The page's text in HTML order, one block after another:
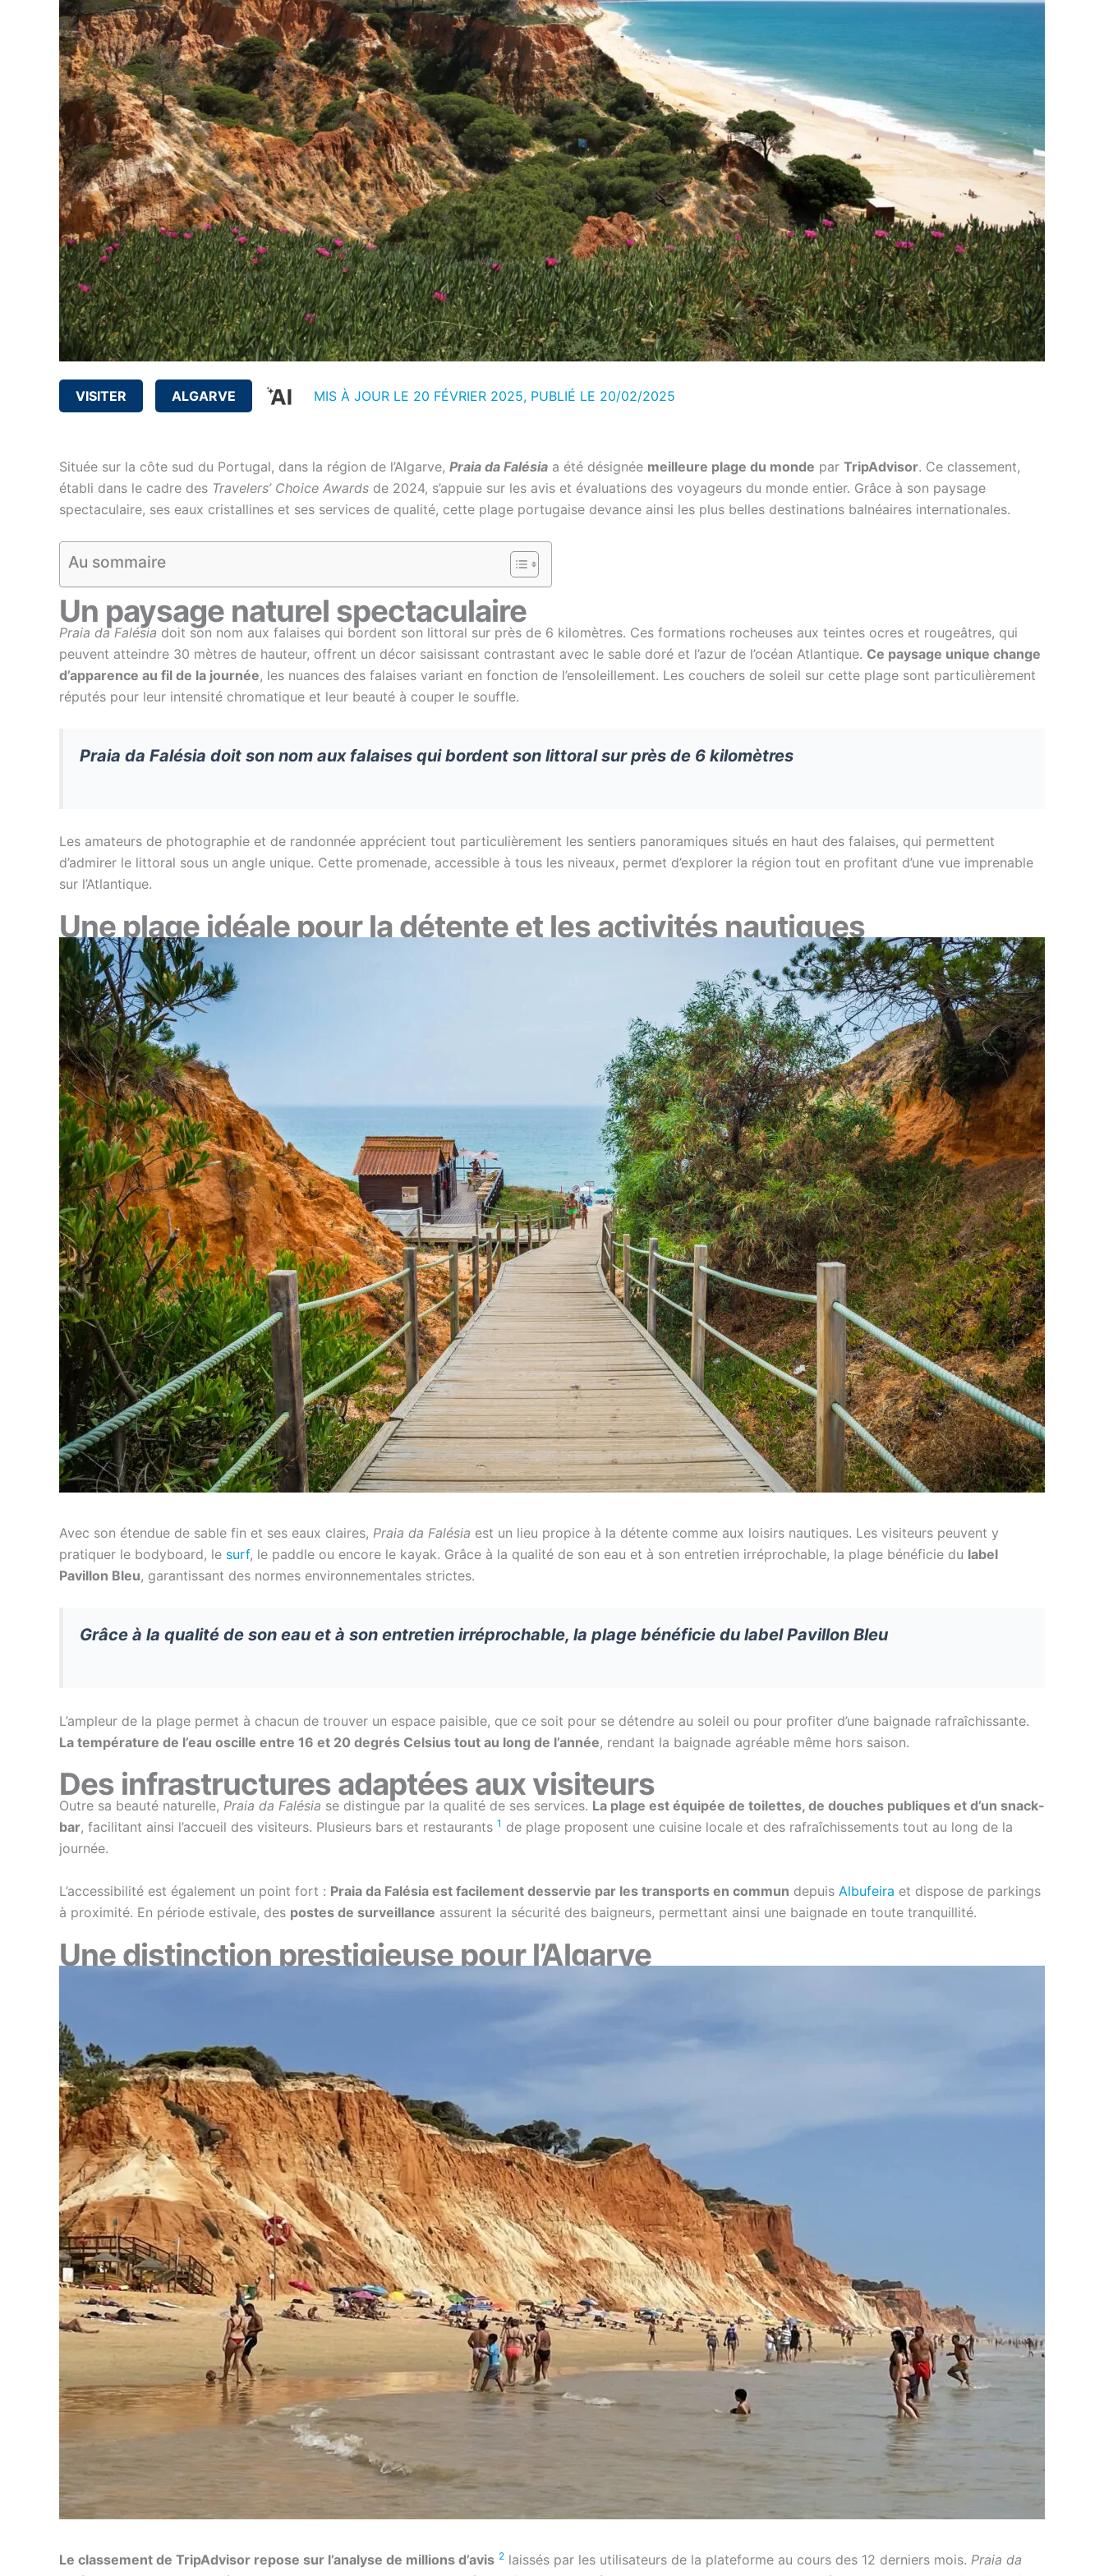
VISITER ALGARVE MIS À JOUR LE 20 FÉVRIER 2025, PUBLIÉ LE 20/02/2025
Située sur la côte sud du Portugal, dans la région de l’Algarve, Praia da Falésia a été désignée meilleure plage du monde par TripAdvisor. Ce classement,
établi dans le cadre des Travelers’ Choice Awards de 2024, s’appuie sur les avis et évaluations des voyageurs du monde entier. Grâce à son paysage
spectaculaire, ses eaux cristallines et ses services de qualité, cette plage portugaise devance ainsi les plus belles destinations balnéaires internationales.
Au sommaire
Un paysage naturel spectaculaire
Praia da Falésia doit son nom aux falaises qui bordent son littoral sur près de 6 kilomètres. Ces formations rocheuses aux teintes ocres et rougeâtres, qui
peuvent atteindre 30 mètres de hauteur, offrent un décor saisissant contrastant avec le sable doré et l’azur de l’océan Atlantique. Ce paysage unique change
d’apparence au fil de la journée, les nuances des falaises variant en fonction de l’ensoleillement. Les couchers de soleil sur cette plage sont particulièrement
réputés pour leur intensité chromatique et leur beauté à couper le souffle.
Praia da Falésia doit son nom aux falaises qui bordent son littoral sur près de 6 kilomètres
Les amateurs de photographie et de randonnée apprécient tout particulièrement les sentiers panoramiques situés en haut des falaises, qui permettent
d’admirer le littoral sous un angle unique. Cette promenade, accessible à tous les niveaux, permet d’explorer la région tout en profitant d’une vue imprenable
sur l’Atlantique.
Une plage idéale pour la détente et les activités nautiques
Avec son étendue de sable fin et ses eaux claires, Praia da Falésia est un lieu propice à la détente comme aux loisirs nautiques. Les visiteurs peuvent y
pratiquer le bodyboard, le surf, le paddle ou encore le kayak. Grâce à la qualité de son eau et à son entretien irréprochable, la plage bénéficie du label
Pavillon Bleu, garantissant des normes environnementales strictes.
Grâce à la qualité de son eau et à son entretien irréprochable, la plage bénéficie du label Pavillon Bleu
L’ampleur de la plage permet à chacun de trouver un espace paisible, que ce soit pour se détendre au soleil ou pour profiter d’une baignade rafraîchissante.
La température de l’eau oscille entre 16 et 20 degrés Celsius tout au long de l’année, rendant la baignade agréable même hors saison.
Des infrastructures adaptées aux visiteurs
Outre sa beauté naturelle, Praia da Falésia se distingue par la qualité de ses services. La plage est équipée de toilettes, de douches publiques et d’un snack-
bar, facilitant ainsi l’accueil des visiteurs. Plusieurs bars et restaurants 1 de plage proposent une cuisine locale et des rafraîchissements tout au long de la
journée.
L’accessibilité est également un point fort : Praia da Falésia est facilement desservie par les transports en commun depuis Albufeira et dispose de parkings
à proximité. En période estivale, des postes de surveillance assurent la sécurité des baigneurs, permettant ainsi une baignade en toute tranquillité.
Une distinction prestigieuse pour l’Algarve
Le classement de TripAdvisor repose sur l’analyse de millions d’avis 2 laissés par les utilisateurs de la plateforme au cours des 12 derniers mois. Praia da